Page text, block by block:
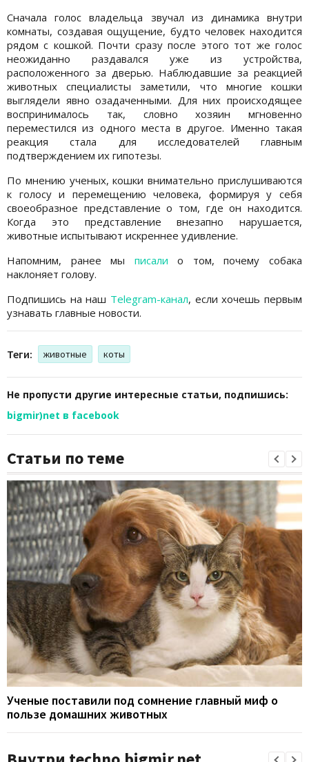
Сначала голос владельца звучал из динамика внутри
комнаты, создавая ощущение, будто человек находится
рядом с кошкой. Почти сразу после этого тот же голос
неожиданно раздавался уже из устройства,
расположенного за дверью. Наблюдавшие за реакцией
животных специалисты заметили, что многие кошки
выглядели явно озадаченными. Для них происходящее
воспринималось так, словно хозяин мгновенно
переместился из одного места в другое. Именно такая
реакция стала для исследователей главным
подтверждением их гипотезы.
По мнению ученых, кошки внимательно прислушиваются
к голосу и перемещению человека, формируя у себя
своеобразное представление о том, где он находится.
Когда это представление внезапно нарушается,
животные испытывают искреннее удивление.
Напомним, ранее мы писали о том, почему собака
наклоняет голову.
Подпишись на наш Telegram-канал, если хочешь первым
узнавать главные новости.
Теги: животные коты
Не пропусти другие интересные статьи, подпишись:
bigmir)net в facebook
Статьи по теме
Ученые поставили под сомнение главный миф о
пользе домашних животных